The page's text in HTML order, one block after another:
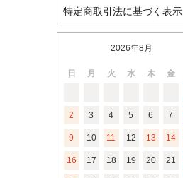
特定商取引法に基づく表示
2026年8月
日 月 火 水 木 金
2 3 4 5 6 7
9 10 11 12 13 14
16 17 18 19 20 21